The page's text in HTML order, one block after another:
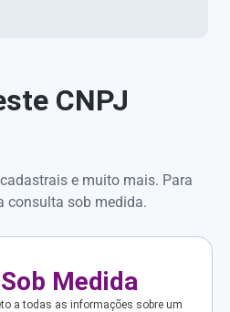
CNPJ
e muito mais. Para
consulta sob medida.
Medida
a todas as informações sobre um